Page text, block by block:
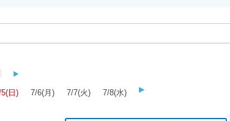
日) 7/6(月) 7/7(火) 7/8(水)